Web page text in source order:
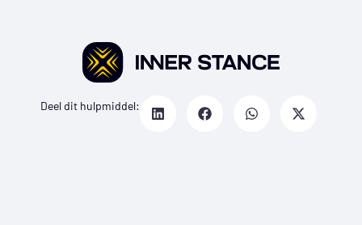
Deel dit hulpmiddel: